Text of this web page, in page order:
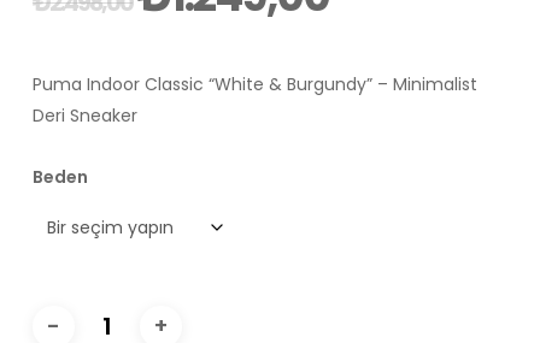
₺2.498,00.
fiyat:
₺1.249,00.
Puma Indoor Classic “White & Burgundy” – Minimalist
Deri Sneaker
Beden